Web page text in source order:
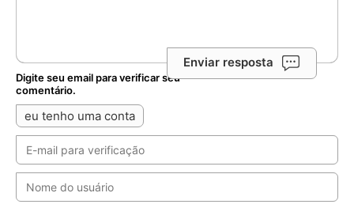
Enviar resposta
Digite seu email para verificar seu
comentário.
eu tenho uma conta